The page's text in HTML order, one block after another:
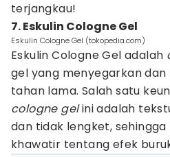
terjangkau!
7. Eskulin Cologne Gel
Eskulin Cologne Gel (tokopedia.com)
Eskulin Cologne Gel adalah
gel yang menyegarkan
tahan lama. Salah satu
cologne gelini adalah
dan tidak lengket,
khawatir tentang efek